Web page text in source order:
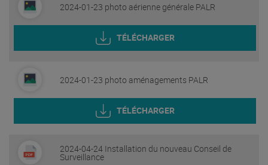
2024-01-23 photo aérienne générale PALR
TÉLÉCHARGER
2024-01-23 photo aménagements PALR
TÉLÉCHARGER
2024-04-24 Installation du nouveau Conseil de
Surveillance